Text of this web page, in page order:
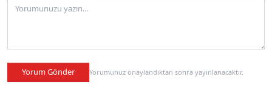
Yorum Gönder Yorumunuz onaylandıktan sonra yayınlanacaktır.